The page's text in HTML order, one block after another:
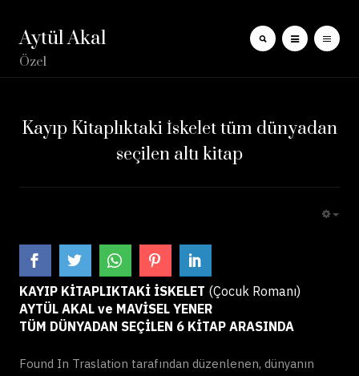
Aytül Akal
Özel
Kayıp Kitaplıktaki İskelet tüm dünyadan
seçilen altı kitap
KAYIP KİTAPLIKTAKİ İSKELET (Çocuk Romanı)
AYTÜL AKAL ve MAVİSEL YENER
TÜM DÜNYADAN SEÇİLEN 6 KİTAP ARASINDA
Found In Traslation tarafından düzenlenen, dünyanın